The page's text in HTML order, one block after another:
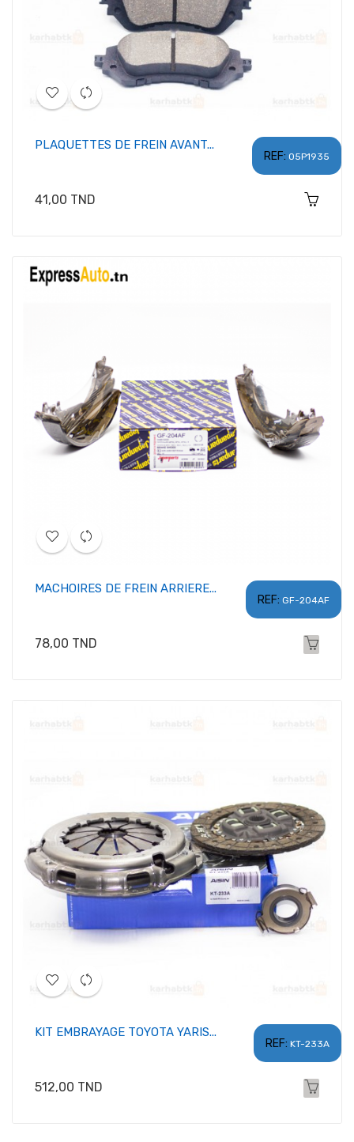
REF: 05P1935
PLAQUETTES DE FREIN AVANT...
Prix
41,00 TND
REF: GF-204AF
MACHOIRES DE FREIN ARRIERE...
Prix
78,00 TND
REF: KT-233A
KIT EMBRAYAGE TOYOTA YARIS...
Prix
512,00 TND